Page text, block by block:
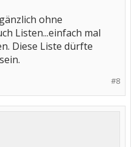
ohne
Listen...einfach mal
Diese Liste dürfte
#8